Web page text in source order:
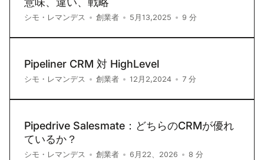
シモ・レマンデス • 創業者 • 5月13,2025 • 9 分
Pipeliner CRM 対 HighLevel
シモ・レマンデス • 創業者 • 12月2,2024 • 7 分
Pipedrive Salesmate：どちらのCRMが優れ
ているか？
シモ・レマンデス • 創業者 • 6月22、2026 • 8 分